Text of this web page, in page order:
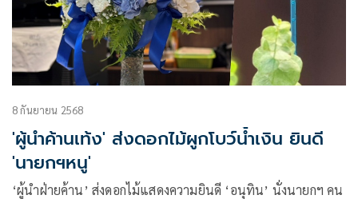
8 กันยายน 2568
'ผู้นำค้านเท้ง' ส่งดอกไม้ผูกโบว์น้ำเงิน ยินดี
'นายกฯหนู'
‘ผู้นำฝ่ายค้าน’ ส่งดอกไม้แสดงความยินดี ‘อนุทิน’ นั่งนายกฯ คน